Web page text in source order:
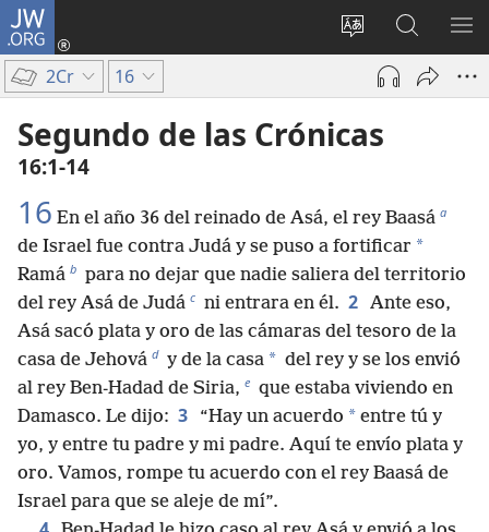
JW.ORG
Cambiar
idioma
del sitio
Iniciar
sesión
nueva
ventana)
en
jw.org
2Cr 16
Segundo de las Crónicas
16:1-14
16 En el año 36 del reinado de Asá, el rey Baasá a
de Israel fue contra Judá y se puso a fortificar *
Ramá b para no dejar que nadie saliera del territorio
del rey Asá de Judá c ni entrara en él. 2 Ante eso,
Asá sacó plata y oro de las cámaras del tesoro de la
casa de Jehová d y de la casa * del rey y se los envió
al rey Ben-Hadad de Siria, e que estaba viviendo en
Damasco. Le dijo: 3 “Hay un acuerdo * entre tú y
yo, y entre tu padre y mi padre. Aquí te envío plata y
oro. Vamos, rompe tu acuerdo con el rey Baasá de
Israel para que se aleje de mí”.